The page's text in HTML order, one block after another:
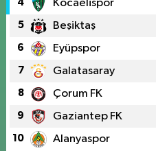
4 Kocaelispor
5 Beşiktaş
6 Eyüpspor
7 Galatasaray
8 Çorum FK
9 Gaziantep FK
10 Alanyaspor